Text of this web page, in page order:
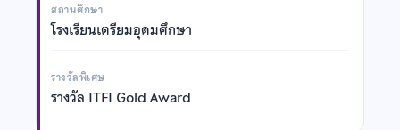
สถานศึกษา
โรงเรียนเตรียมอุดมศึกษา
รางวัลพิเศษ
รางวัล ITFI Gold Award